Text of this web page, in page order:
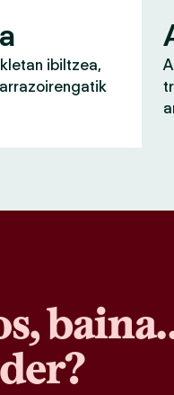
ibiltzea,